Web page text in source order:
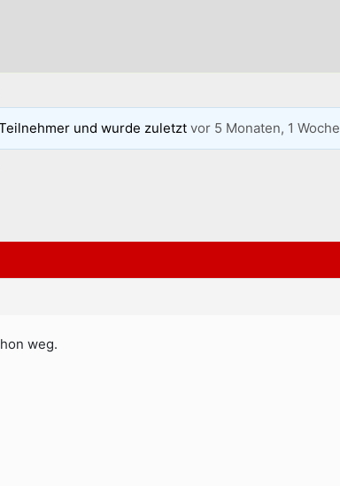
und wurde zuletztvor 5 Monaten, 1 Woche
weg.